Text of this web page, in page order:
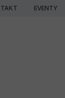
EVENTY